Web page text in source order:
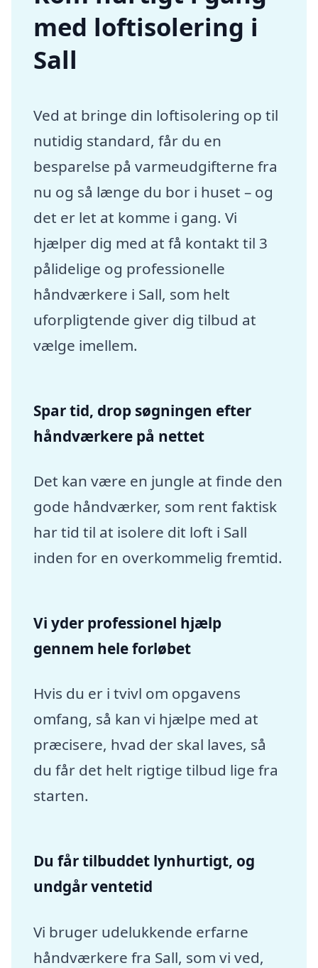
med loftisolering i
Sall
Ved at bringe din loftisolering op til
nutidig standard, får du en
besparelse på varmeudgifterne fra
nu og så længe du bor i huset – og
det er let at komme i gang. Vi
hjælper dig med at få kontakt til 3
pålidelige og professionelle
håndværkere i Sall, som helt
uforpligtende giver dig tilbud at
vælge imellem.
Spar tid, drop søgningen efter
håndværkere på nettet
Det kan være en jungle at finde den
gode håndværker, som rent faktisk
har tid til at isolere dit loft i Sall
inden for en overkommelig fremtid.
Vi yder professionel hjælp
gennem hele forløbet
Hvis du er i tvivl om opgavens
omfang, så kan vi hjælpe med at
præcisere, hvad der skal laves, så
du får det helt rigtige tilbud lige fra
starten.
Du får tilbuddet lynhurtigt, og
undgår ventetid
Vi bruger udelukkende erfarne
håndværkere fra Sall, som vi ved,